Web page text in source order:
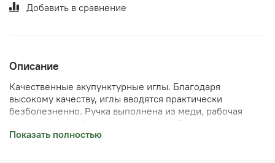
Добавить в сравнение
Описание
Качественные акупунктурные иглы. Благодаря
высокому качеству, иглы вводятся практически
безболезненно. Ручка выполнена из меди, рабочая
блистере, каждая игла в отдельной ячейке. Стерильные.
Показать полностью